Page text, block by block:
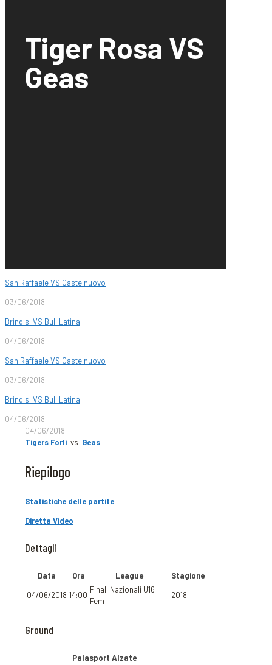
Tiger Rosa VS
Geas
San Raffaele VS Castelnuovo
03/06/2018
Brindisi VS Bull Latina
04/06/2018
San Raffaele VS Castelnuovo
03/06/2018
Brindisi VS Bull Latina
04/06/2018
04/06/2018
Tigers Forlì vs Geas
Riepilogo
Statistiche delle partite
Diretta Video
Dettagli
Data Ora League
Stagione
04/06/2018 14:00
Finali Nazionali U16
Fem
2018
Ground
Palasport Alzate